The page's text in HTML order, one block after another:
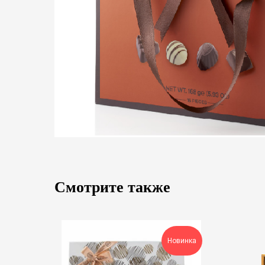
Смотрите также
Новинка